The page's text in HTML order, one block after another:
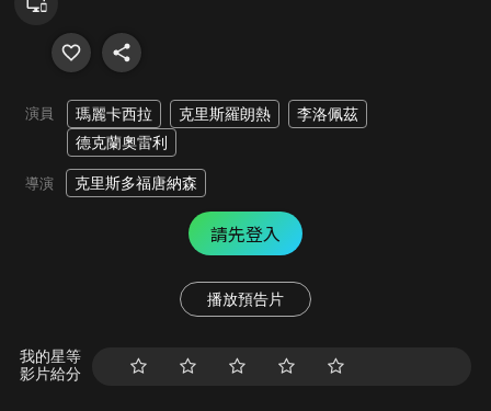
演員 瑪麗卡西拉 克里斯羅朗熱
李洛佩茲
德克蘭奧雷利
導演 克里斯多福唐納森
請先登入
播放預告片
我的星等
影片給分